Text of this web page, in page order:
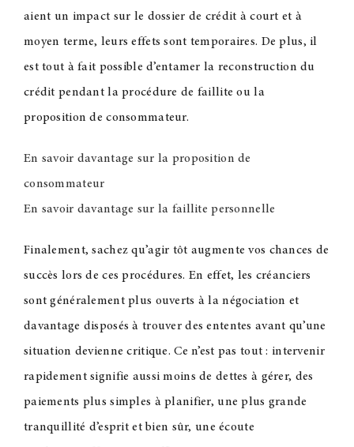
aient un impact sur le dossier de crédit à court et à
moyen terme, leurs effets sont temporaires. De plus, il
est tout à fait possible d’entamer la reconstruction du
crédit pendant la procédure de faillite ou la
proposition de consommateur.
En savoir davantage sur la proposition de
consommateur
En savoir davantage sur la faillite personnelle
Finalement, sachez qu’agir tôt augmente vos chances de
succès lors de ces procédures. En effet, les créanciers
sont généralement plus ouverts à la négociation et
davantage disposés à trouver des ententes avant qu’une
situation devienne critique. Ce n’est pas tout : intervenir
rapidement signifie aussi moins de dettes à gérer, des
paiements plus simples à planifier, une plus grande
tranquillité d’esprit et bien sûr, une écoute